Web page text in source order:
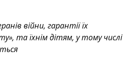
війни, гарантії їх
та їхнім дітям, у тому числі